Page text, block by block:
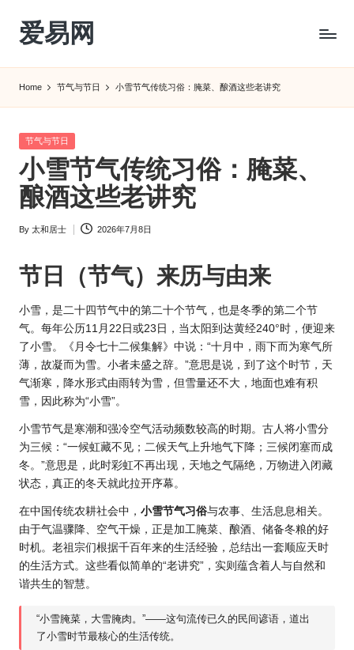
Skip
content
爱易网
转
农
历
阴
历
Home 节气与节日 小雪节气传统习俗：腌菜、酿酒这些老讲究
Posted
节气与节日
小雪节气传统习俗：腌菜、
酿酒这些老讲究
Posted
By 太和居士 2026年7月8日
节日（节气）来历与由来
小雪，是二十四节气中的第二十个节气，也是冬季的第二个节
气。每年公历11月22日或23日，当太阳到达黄经240°时，便迎来
了小雪。《月令七十二候集解》中说：“十月中，雨下而为寒气所
薄，故凝而为雪。小者未盛之辞。”意思是说，到了这个时节，天
气渐寒，降水形式由雨转为雪，但雪量还不大，地面也难有积
雪，因此称为“小雪”。
小雪节气是寒潮和强冷空气活动频数较高的时期。古人将小雪分
为三候：“一候虹藏不见；二候天气上升地气下降；三候闭塞而成
冬。”意思是，此时彩虹不再出现，天地之气隔绝，万物进入闭藏
状态，真正的冬天就此拉开序幕。
在中国传统农耕社会中， 小雪节气习俗与农事、生活息息相关。
由于气温骤降、空气干燥，正是加工腌菜、酿酒、储备冬粮的好
时机。老祖宗们根据千百年来的生活经验，总结出一套顺应天时
的生活方式。这些看似简单的“老讲究”，实则蕴含着人与自然和
谐共生的智慧。
“小雪腌菜，大雪腌肉。”——这句流传已久的民间谚语，道出
了小雪时节最核心的生活传统。